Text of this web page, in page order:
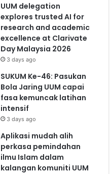
UUM delegation
explores trusted AI for
research and academic
excellence at Clarivate
Day Malaysia 2026
3 days ago
SUKUM Ke-46: Pasukan
Bola Jaring UUM capai
fasa kemuncak latihan
intensif
3 days ago
Aplikasi mudah alih
perkasa pemindahan
ilmu Islam dalam
kalangan komuniti UUM